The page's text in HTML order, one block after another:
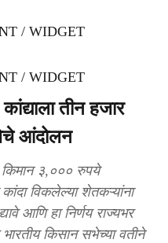
/ WIDGET
/ WIDGET
तीन हजार
आंदोलन
किमान ३,००० रुपये
विकलेल्या शेतकऱ्यांना
आणि हा निर्णय राज्यभर
किसान सभेच्या वतीने